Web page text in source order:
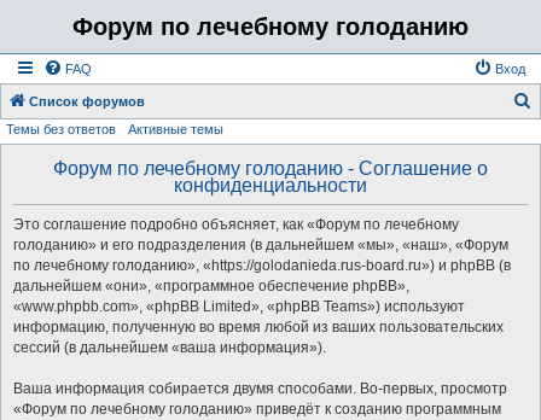
Форум по лечебному голоданию
FAQ Вход
Список форумов
Темы без ответов Активные темы
Форум по лечебному голоданию - Соглашение о
конфиденциальности
Это соглашение подробно объясняет, как «Форум по лечебному
голоданию» и его подразделения (в дальнейшем «мы», «наш», «Форум
по лечебному голоданию», «https://golodanieda.rus-board.ru») и phpBB (в
дальнейшем «они», «программное обеспечение phpBB»,
«www.phpbb.com», «phpBB Limited», «phpBB Teams») используют
информацию, полученную во время любой из ваших пользовательских
сессий (в дальнейшем «ваша информация»).
Ваша информация собирается двумя способами. Во-первых, просмотр
«Форум по лечебному голоданию» приведёт к созданию программным